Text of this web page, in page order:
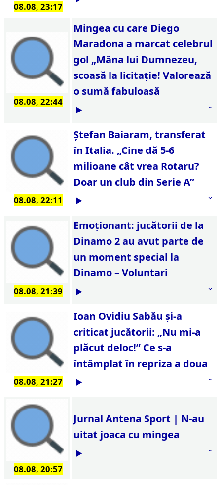
08.08, 23:17
08.08, 22:44
Mingea cu care Diego
Maradona a marcat celebrul
gol „Mâna lui Dumnezeu,
scoasă la licitaţie! Valorează
o sumă fabuloasă
08.08, 22:11
Ștefan Baiaram, transferat
în Italia. „Cine dă 5-6
milioane cât vrea Rotaru?
Doar un club din Serie A”
08.08, 21:39
Emoţionant: jucătorii de la
Dinamo 2 au avut parte de
un moment special la
Dinamo – Voluntari
08.08, 21:27
Ioan Ovidiu Sabău și-a
criticat jucătorii: „Nu mi-a
plăcut deloc!” Ce s-a
întâmplat în repriza a doua
08.08, 20:57
Jurnal Antena Sport | N-au
uitat joaca cu mingea